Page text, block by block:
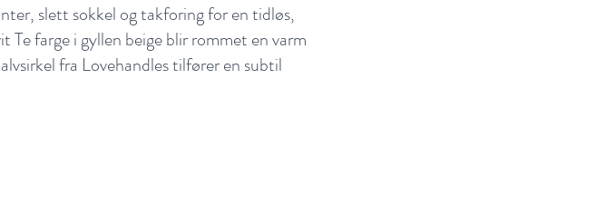
slett sokkel og takforing for en tidløs,
farge i gyllen beige blir rommet en varm
fra Lovehandles tilfører en subtil